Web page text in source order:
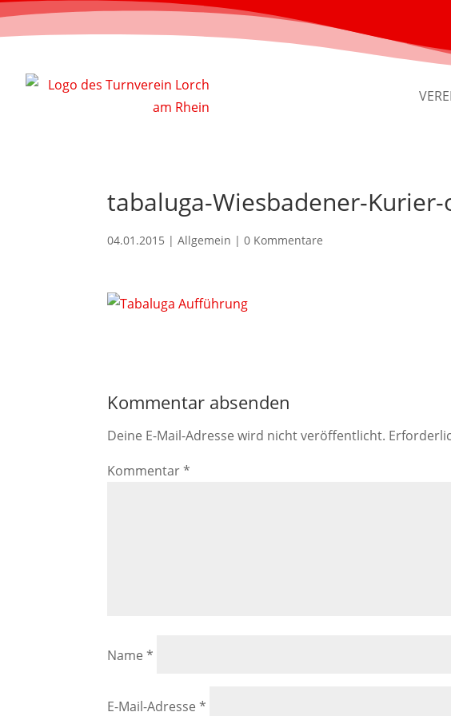
tabaluga-Wiesbadener-
04.01.2015 | Allgemein |0 Kommentare
Kommentar absenden
Deine E-Mail-Adresse wird nicht veröffentlicht.
Kommentar*
Name*
E-Mail-Adresse*